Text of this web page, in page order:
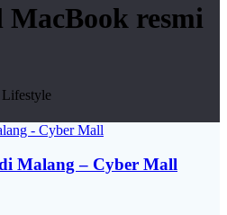
resmi
Lifestyle
Malang – Cyber Mall